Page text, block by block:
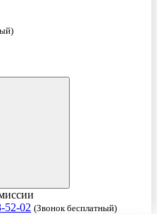
52-02 (Звонок бесплатный)